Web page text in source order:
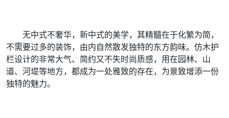
无中式不奢华，新中式的美学，其精髓在于化繁为简，
不需要过多的装饰，由内自然散发独特的东方韵味。仿木护
栏设计的非常大气、简约又不失时尚质感，用在园林、山
道、河堤等地方，都成为一处雅致的存在，为景致增添一份
独特的魅力。